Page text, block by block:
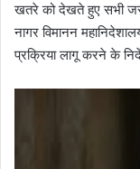
खतरे को देखते हुए सभी
नागर विमानन
प्रक्रिया लागू करने के